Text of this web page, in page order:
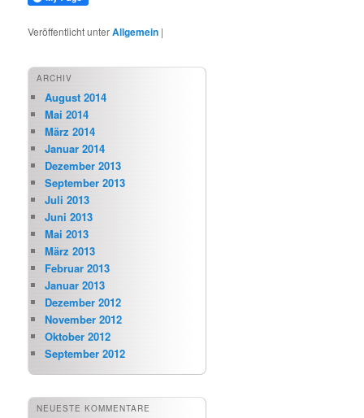
Veröffentlicht unterAllgemein |
ARCHIV
August 2014
Mai 2014
März 2014
Januar 2014
Dezember 2013
September 2013
Juli 2013
Juni 2013
Mai 2013
März 2013
Februar 2013
Januar 2013
Dezember 2012
November 2012
Oktober 2012
September 2012
NEUESTE KOMMENTARE